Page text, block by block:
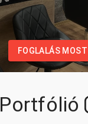
FOGLALÁS MOST
Portfólió